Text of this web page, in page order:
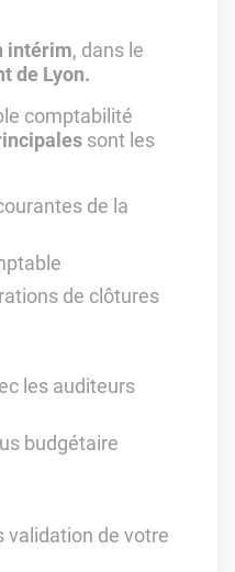
intérim, dans le
de Lyon.
comptabilité
sont les
de la
de clôtures
les auditeurs
budgétaire
validation de votre